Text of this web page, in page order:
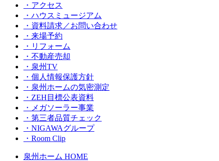
・アクセス
・ハウスミュージアム
・資料請求／お問い合わせ
・来場予約
・リフォーム
・不動産売却
・泉州TV
・個人情報保護方針
・泉州ホームの気密測定
・ZEH目標公表資料
・メガソーラー事業
・第三者品質チェック
・NIGAWAグループ
・Room Clip
泉州ホーム HOME